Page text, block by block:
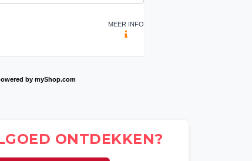
MEER INFO
by myShop.com
ONTDEKKEN?